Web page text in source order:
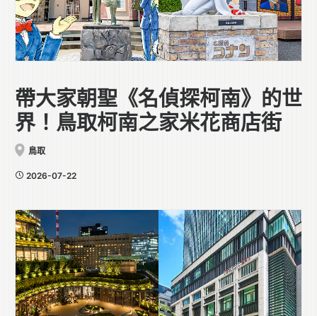
帶大家朝聖《名偵探柯南》的世
界！鳥取柯南之家米花商店街
鳥取
2026-07-22